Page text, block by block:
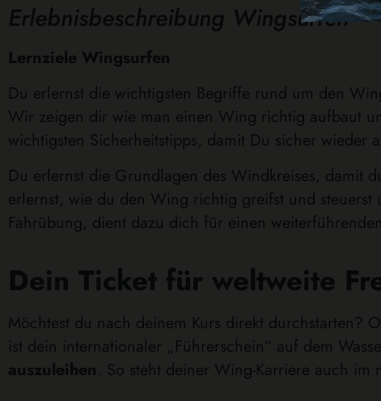
Erlebnisbeschreibung Wingsurfen
Lernziele Wingsurfen
Du erlernst die wichtigsten Begriffe rund um den
Wir zeigen dir wie man einen Wing richtig aufbaut
wichtigsten Sicherheitstipps, damit Du sicher wieder
Du erlernst die Grundlagen des Windkreises, damit
erlernst, wie du den Wing richtig greifst und
Fahrübung, dient dazu dich für einen
Dein Ticket für weltweite
Möchtest du nach deinem Kurs direkt durchstarten?
ist dein internationaler „Führerschein“ auf dem
auszuleihen. So steht deiner Wing-Karriere auch